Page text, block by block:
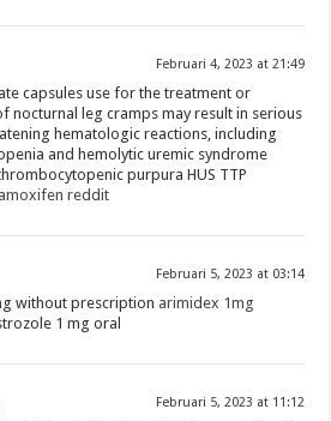
Februari 4, 2023 at 21:49
capsules use for the treatment or
nocturnal leg cramps may result in serious
hematologic reactions, including
and hemolytic uremic syndrome
purpura HUS TTP
reddit
Februari 5, 2023 at 03:14
without prescription arimidex 1mg
1 mg oral
Februari 5, 2023 at 11:12